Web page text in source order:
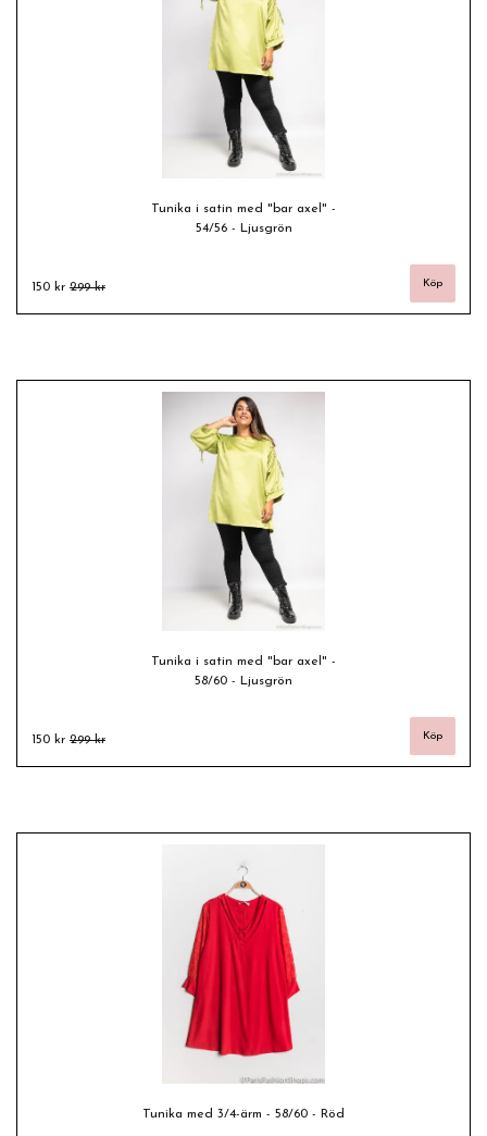
Tunika i satin med "bar axel" -
54/56 - Ljusgrön
150 kr 299 kr
Tunika i satin med "bar axel" -
58/60 - Ljusgrön
150 kr 299 kr
Tunika med 3/4-ärm - 58/60 - Röd